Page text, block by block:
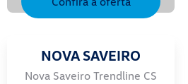
NOVA SAVEIRO
Nova Saveiro Trendline CS